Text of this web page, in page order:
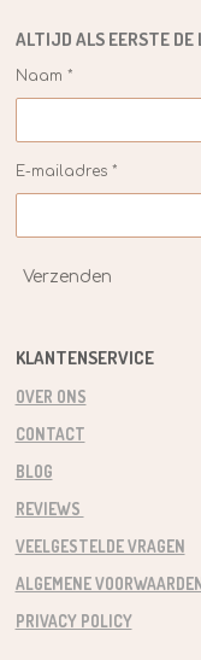
ALTIJD ALS EERSTE DE
Naam *
E-mailadres *
Verzenden
KLANTENSERVICE
OVER ONS
CONTACT
BLOG
REVIEWS
VEELGESTELDE VRAGEN
ALGEMENE
PRIVACY POLICY